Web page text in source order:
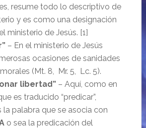
resume todo lo descriptivo de
y es como una designación
ministerio de Jesús. [1]
– En el ministerio de Jesús
ocasiones de sanidades
(Mt. 8, Mr. 5, Lc. 5).
libertad”– Aquí, como en
es traducido “predicar”,
la palabra que se asocia con
o sea la predicación del